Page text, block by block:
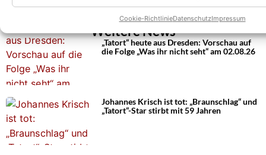
Cookie-RichtlinieDatenschutzImpressum
Weitere News
„Tatort“ heute aus Dresden: Vorschau auf
die Folge „Was ihr nicht seht“ am 02.08.26
Johannes Krisch ist tot: „Braunschlag“ und
„Tatort“-Star stirbt mit 59 Jahren